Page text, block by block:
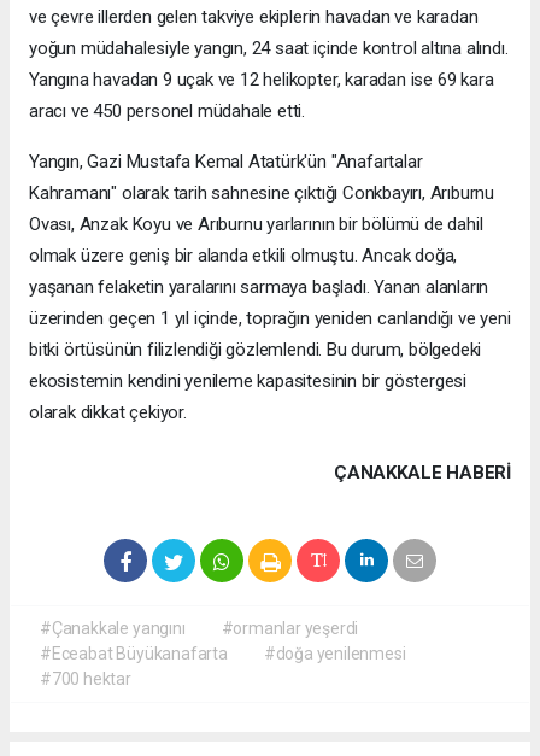
ve çevre illerden gelen takviye ekiplerin havadan ve karadan
yoğun müdahalesiyle yangın, 24 saat içinde kontrol altına alındı.
Yangına havadan 9 uçak ve 12 helikopter, karadan ise 69 kara
aracı ve 450 personel müdahale etti.
Yangın, Gazi Mustafa Kemal Atatürk'ün "Anafartalar
Kahramanı" olarak tarih sahnesine çıktığı Conkbayırı, Arıburnu
Ovası, Anzak Koyu ve Arıburnu yarlarının bir bölümü de dahil
olmak üzere geniş bir alanda etkili olmuştu. Ancak doğa,
yaşanan felaketin yaralarını sarmaya başladı. Yanan alanların
üzerinden geçen 1 yıl içinde, toprağın yeniden canlandığı ve yeni
bitki örtüsünün filizlendiği gözlemlendi. Bu durum, bölgedeki
ekosistemin kendini yenileme kapasitesinin bir göstergesi
olarak dikkat çekiyor.
ÇANAKKALE HABERİ
#Çanakkale yangını
#ormanlar yeşerdi
#Eceabat Büyükanafarta
#doğa yenilenmesi
#700 hektar